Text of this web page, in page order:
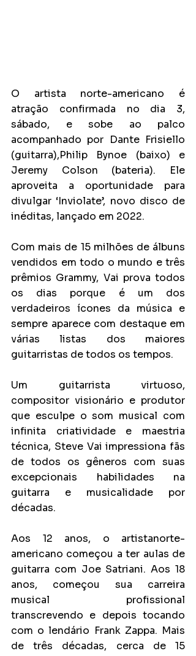
O artista norte-americano é
atração confirmada no dia 3,
sábado, e sobe ao palco
acompanhado por Dante Frisiello
(guitarra),Philip Bynoe (baixo) e
Jeremy Colson (bateria). Ele
aproveita a oportunidade para
divulgar ‘Inviolate’, novo disco de
inéditas, lançado em 2022.
Com mais de 15 milhões de álbuns
vendidos em todo o mundo e três
prêmios Grammy, Vai prova todos
os dias porque é um dos
verdadeiros ícones da música e
sempre aparece com destaque em
várias listas dos maiores
guitarristas de todos os tempos.
Um guitarrista virtuoso,
compositor visionário e produtor
que esculpe o som musical com
infinita criatividade e maestria
técnica, Steve Vai impressiona fãs
de todos os gêneros com suas
excepcionais habilidades na
guitarra e musicalidade por
décadas.
Aos 12 anos, o artistanorte-
americano começou a ter aulas de
guitarra com Joe Satriani. Aos 18
anos, começou sua carreira
musical profissional
transcrevendo e depois tocando
com o lendário Frank Zappa. Mais
de três décadas, cerca de 15